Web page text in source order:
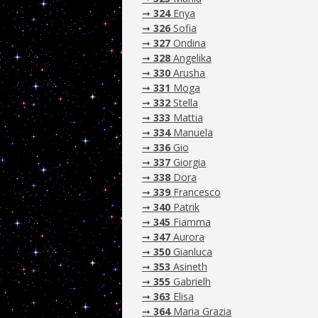
➞ 324Enya
➞ 326 Sofia
➞ 327 Ondina
➞ 328 Angelika
➞ 330 Arusha
➞ 331 Moga
➞ 332 Stella
➞ 333 Mattia
➞ 334Manuela
➞ 336 Gio
➞ 337 Giorgia
➞ 338 Dora
➞ 339 Francesco
➞ 340 Patrik
➞ 345 Fiamma
➞ 347 Aurora
➞ 350 Gianluca
➞ 353 Asineth
➞ 355 Gabrielh
➞ 363 Elisa
➞ 364Maria Grazia